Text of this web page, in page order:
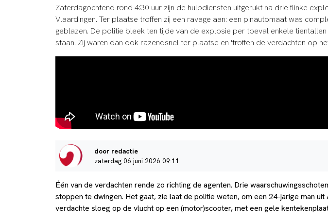
Zaterdagochtend rond 4:30 uur zijn de hulpdiensten uitgerukt na drie flinke
Vlaardingen. Ter plaatse troffen zij een ravage aan: een pinautomaat was
geblazen. De politie bleek ten tijde van de explosie per toeval enkele
staan. Zij waren dan ook razendsnel ter plaatse en 'troffen de verdachten op
door redactie
zaterdag 06 juni 2026 09:11
Één van de verdachten rende zo richting de agenten. Drie
stoppen te dwingen. Het gaat, zie laat de politie weten, om een 24-jarige man uit
verdachte sloeg op de vlucht op een (motor)scooter, met een gele